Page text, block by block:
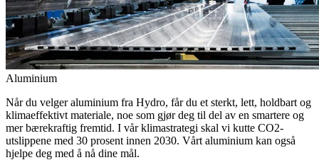
Aluminium
Når du velger aluminium fra Hydro, får du et sterkt, lett, holdbart og
klimaeffektivt materiale, noe som gjør deg til del av en smartere og
mer bærekraftig fremtid. I vår klimastrategi skal vi kutte CO2-
utslippene med 30 prosent innen 2030. Vårt aluminium kan også
hjelpe deg med å nå dine mål.